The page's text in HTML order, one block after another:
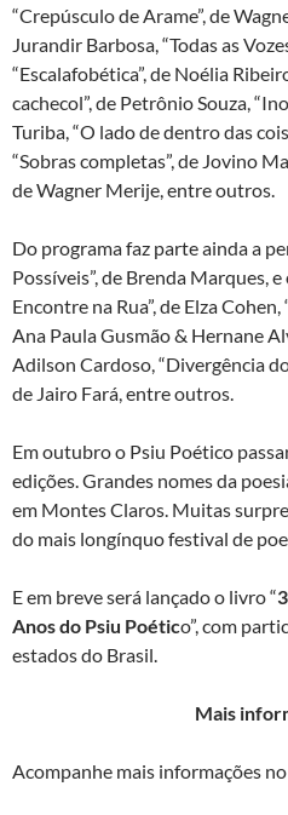
“Crepúsculo de Arame”, de
Jurandir Barbosa, “Todas as
“Escalafobética”, de Noélia
cachecol”, de Petrônio Souza,
Turiba, “O lado de dentro das
“Sobras completas”, de Jovino
de Wagner Merije, entre outros.
Do programa faz parte ainda a p
Possíveis”, de Brenda Marques, e
Encontre na Rua”, de Elza Cohen,
Ana Paula Gusmão & Hernane
Adilson Cardoso, “Divergência
de Jairo Fará, entre outros.
Em outubro o Psiu Poético
edições. Grandes nomes da
em Montes Claros. Muitas
do mais longínquo festival de
E em breve será lançado o livro “
Anos do Psiu Poético”, com
estados do Brasil.
Mais
Acompanhe mais informações no